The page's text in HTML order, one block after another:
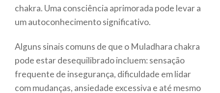
chakra. Uma consciência aprimorada pode levar a
um autoconhecimento significativo.
Alguns sinais comuns de que o Muladhara chakra
pode estar desequilibrado incluem: sensação
frequente de insegurança, dificuldade em lidar
com mudanças, ansiedade excessiva e até mesmo